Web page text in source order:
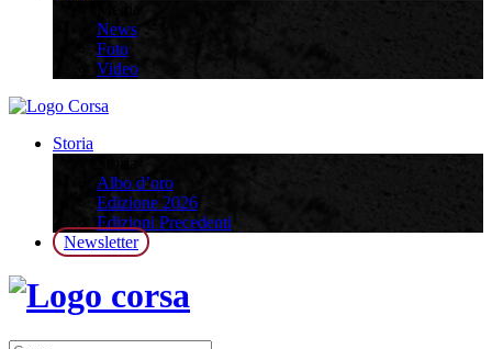
News
Foto
Video
Storia
Albo d’oro
Edizione 2026
Edizioni Precedenti
Newsletter